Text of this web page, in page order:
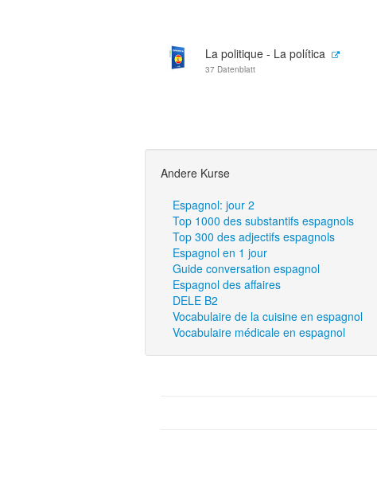
La politique - La política
37 Datenblatt
Andere Kurse
Espagnol: jour 2
Top 1000 des substantifs espagnols
Top 300 des adjectifs espagnols
Espagnol en 1 jour
Guide conversation espagnol
Espagnol des affaires
DELE B2
Vocabulaire de la cuisine en espagnol
Vocabulaire médicale en espagnol